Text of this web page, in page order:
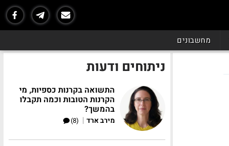
מחשבונים
ניתוחים ודעות
התשואה בקרנות כספיות, מי
הקרנות הטובות וכמה תקבלו
בהמשך?
מירב ארד |
(8)